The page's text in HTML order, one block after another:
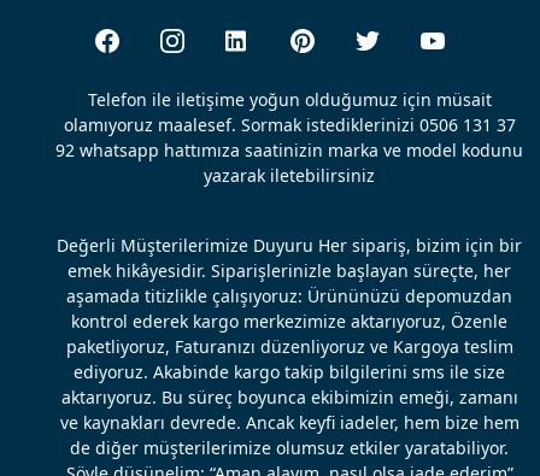
Telefon ile iletişime yoğun olduğumuz için müsait
olamıyoruz maalesef. Sormak istediklerinizi 0506 131 37
92 whatsapp hattımıza saatinizin marka ve model kodunu
yazarak iletebilirsiniz
Değerli Müşterilerimize Duyuru Her sipariş, bizim için bir
emek hikâyesidir. Siparişlerinizle başlayan süreçte, her
aşamada titizlikle çalışıyoruz: Ürününüzü depomuzdan
kontrol ederek kargo merkezimize aktarıyoruz, Özenle
paketliyoruz, Faturanızı düzenliyoruz ve Kargoya teslim
ediyoruz. Akabinde kargo takip bilgilerini sms ile size
aktarıyoruz. Bu süreç boyunca ekibimizin emeği, zamanı
ve kaynakları devrede. Ancak keyfi iadeler, hem bize hem
de diğer müşterilerimize olumsuz etkiler yaratabiliyor.